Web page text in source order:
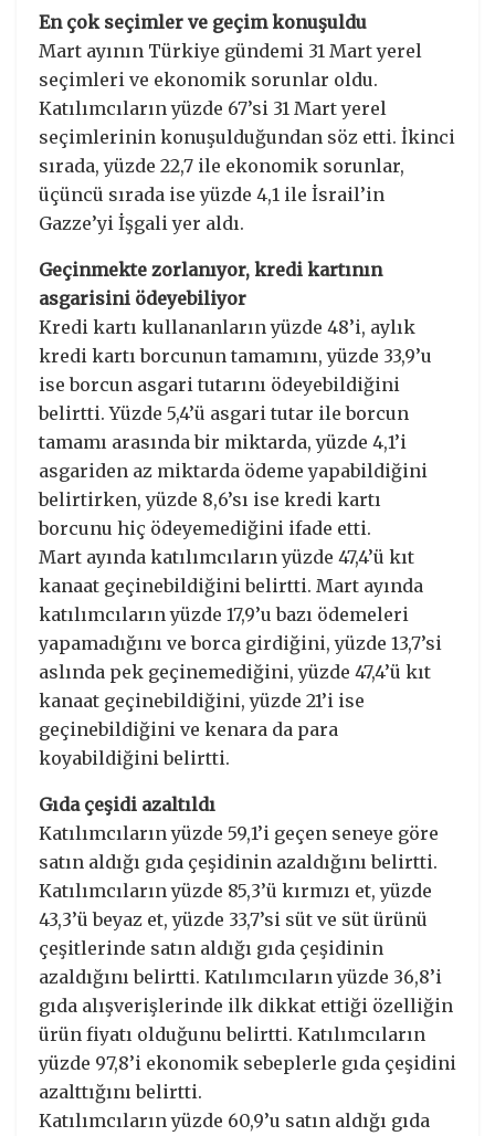
En çok seçimler ve geçim konuşuldu
Mart ayının Türkiye gündemi 31 Mart yerel
seçimleri ve ekonomik sorunlar oldu.
Katılımcıların yüzde 67’si 31 Mart yerel
seçimlerinin konuşulduğundan söz etti. İkinci
sırada, yüzde 22,7 ile ekonomik sorunlar,
üçüncü sırada ise yüzde 4,1 ile İsrail’in
Gazze’yi İşgali yer aldı.
Geçinmekte zorlanıyor, kredi kartının
asgarisini ödeyebiliyor
Kredi kartı kullananların yüzde 48’i, aylık
kredi kartı borcunun tamamını, yüzde 33,9’u
ise borcun asgari tutarını ödeyebildiğini
belirtti. Yüzde 5,4’ü asgari tutar ile borcun
tamamı arasında bir miktarda, yüzde 4,1’i
asgariden az miktarda ödeme yapabildiğini
belirtirken, yüzde 8,6’sı ise kredi kartı
borcunu hiç ödeyemediğini ifade etti.
Mart ayında katılımcıların yüzde 47,4’ü kıt
kanaat geçinebildiğini belirtti. Mart ayında
katılımcıların yüzde 17,9’u bazı ödemeleri
yapamadığını ve borca girdiğini, yüzde 13,7’si
aslında pek geçinemediğini, yüzde 47,4’ü kıt
kanaat geçinebildiğini, yüzde 21’i ise
geçinebildiğini ve kenara da para
koyabildiğini belirtti.
Gıda çeşidi azaltıldı
Katılımcıların yüzde 59,1’i geçen seneye göre
satın aldığı gıda çeşidinin azaldığını belirtti.
Katılımcıların yüzde 85,3’ü kırmızı et, yüzde
43,3’ü beyaz et, yüzde 33,7’si süt ve süt ürünü
çeşitlerinde satın aldığı gıda çeşidinin
azaldığını belirtti. Katılımcıların yüzde 36,8’i
gıda alışverişlerinde ilk dikkat ettiği özelliğin
ürün fiyatı olduğunu belirtti. Katılımcıların
yüzde 97,8’i ekonomik sebeplerle gıda çeşidini
azalttığını belirtti.
Katılımcıların yüzde 60,9’u satın aldığı gıda